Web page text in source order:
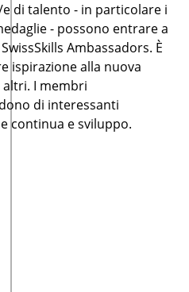
di talento - in particolare i
- possono entrare a
Ambassadors. È
ispirazione alla nuova
I membri
di interessanti
continua e sviluppo.